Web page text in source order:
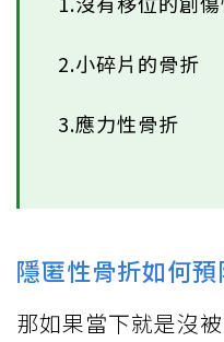
2.小碎片的骨折
3.應力性骨折
隱匿性骨折如何預
那如果當下就是沒